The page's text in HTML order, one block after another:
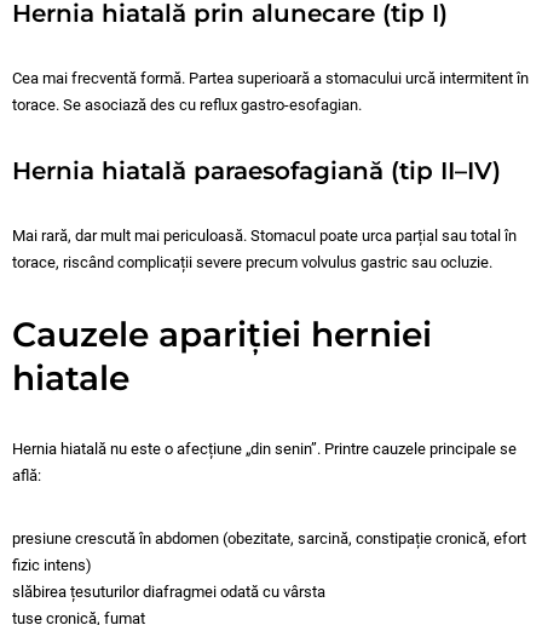
Hernia hiatală prin alunecare (tip I)
Cea mai frecventă formă. Partea superioară a stomacului urcă intermitent în
torace. Se asociază des cu reflux gastro-esofagian.
Hernia hiatală paraesofagiană (tip II–IV)
Mai rară, dar mult mai periculoasă. Stomacul poate urca parțial sau total în
torace, riscând complicații severe precum volvulus gastric sau ocluzie.
Cauzele apariției herniei
hiatale
Hernia hiatală nu este o afecțiune „din senin”. Printre cauzele principale se
află:
presiune crescută în abdomen (obezitate, sarcină, constipație cronică, efort
fizic intens)
slăbirea țesuturilor diafragmei odată cu vârsta
tuse cronică, fumat